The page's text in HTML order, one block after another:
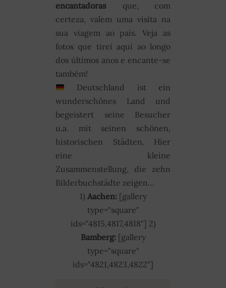
encantadoras que, com
certeza, valem uma visita na
sua viagem ao país. Veja as
fotos que tirei aqui ao longo
dos últimos anos e encante-se
também!
Deutschland ist ein
wunderschönes Land und
begeistert seine Besucher
u.a. mit seinen schönen,
historischen Städten. Hier
eine kleine
Zusammenstellung, die zehn
Bilderbuchstädte zeigen…
1) Aachen:[gallery
type="square"
ids="4815,4817,4818"] 2)
Bamberg:[gallery
type="square"
ids="4821,4823,4822"]